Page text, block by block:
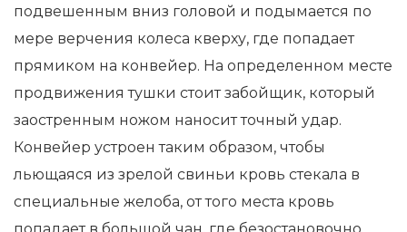
подвешенным вниз головой и подымается по
мере верчения колеса кверху, где попадает
прямиком на конвейер. На определенном месте
продвижения тушки стоит забойщик, который
заостренным ножом наносит точный удар.
Конвейер устроен таким образом, чтобы
льющаяся из зрелой свиньи кровь стекала в
специальные желоба, от того места кровь